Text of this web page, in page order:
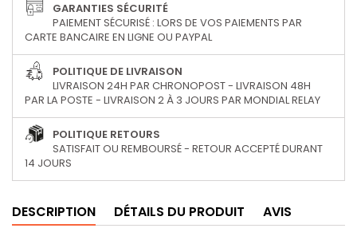
GARANTIES SÉCURITÉ
PAIEMENT SÉCURISÉ : LORS DE VOS PAIEMENTS PAR
CARTE BANCAIRE EN LIGNE OU PAYPAL
POLITIQUE DE LIVRAISON
LIVRAISON 24H PAR CHRONOPOST - LIVRAISON 48H
PAR LA POSTE - LIVRAISON 2 À 3 JOURS PAR MONDIAL RELAY
POLITIQUE RETOURS
SATISFAIT OU REMBOURSÉ - RETOUR ACCEPTÉ DURANT
14 JOURS
DESCRIPTION DÉTAILS DU PRODUIT AVIS